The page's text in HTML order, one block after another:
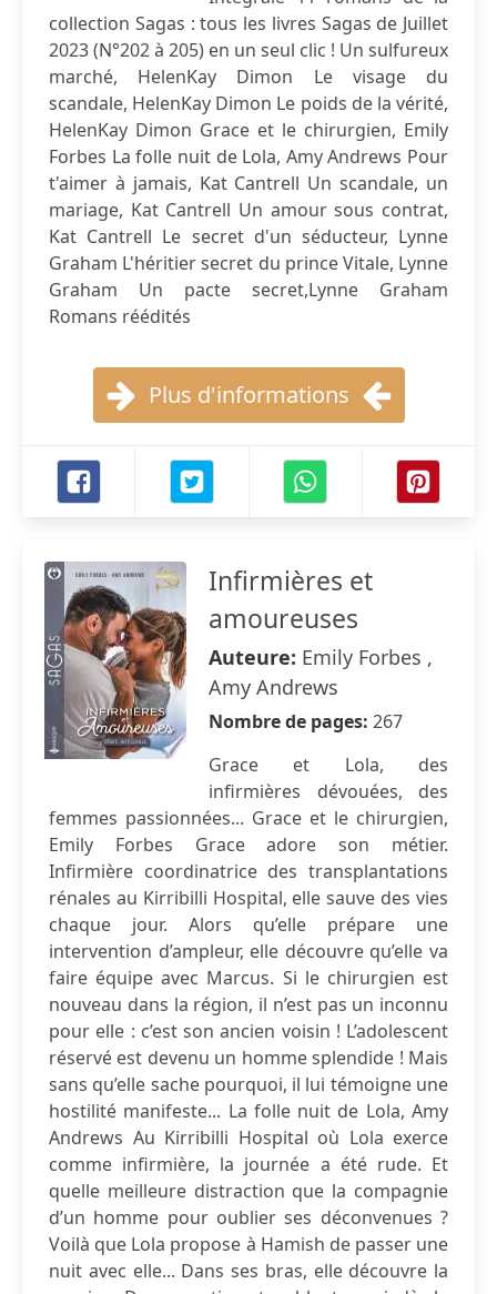
collection Sagas : tous les livres Sagas de Juillet
2023 (N°202 à 205) en un seul clic ! Un sulfureux
marché, HelenKay Dimon Le visage du
scandale, HelenKay Dimon Le poids de la vérité,
HelenKay Dimon Grace et le chirurgien, Emily
Forbes La folle nuit de Lola, Amy Andrews Pour
t'aimer à jamais, Kat Cantrell Un scandale, un
mariage, Kat Cantrell Un amour sous contrat,
Kat Cantrell Le secret d'un séducteur, Lynne
Graham L'héritier secret du prince Vitale, Lynne
Graham Un pacte secret,Lynne Graham
Romans réédités
Plus d'informations
Infirmières et
amoureuses
Auteure: Emily Forbes ,
Amy Andrews
Nombre de pages: 267
Grace et Lola, des
infirmières dévouées, des
femmes passionnées... Grace et le chirurgien,
Emily Forbes Grace adore son métier.
Infirmière coordinatrice des transplantations
rénales au Kirribilli Hospital, elle sauve des vies
chaque jour. Alors qu’elle prépare une
intervention d’ampleur, elle découvre qu’elle va
faire équipe avec Marcus. Si le chirurgien est
nouveau dans la région, il n’est pas un inconnu
pour elle : c’est son ancien voisin ! L’adolescent
réservé est devenu un homme splendide ! Mais
sans qu’elle sache pourquoi, il lui témoigne une
hostilité manifeste... La folle nuit de Lola, Amy
Andrews Au Kirribilli Hospital où Lola exerce
comme infirmière, la journée a été rude. Et
quelle meilleure distraction que la compagnie
d’un homme pour oublier ses déconvenues ?
Voilà que Lola propose à Hamish de passer une
nuit avec elle... Dans ses bras, elle découvre la